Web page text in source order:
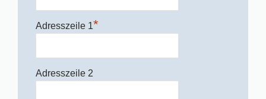
Adresszeile 1*
Adresszeile 2